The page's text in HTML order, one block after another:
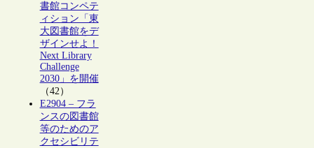
書館コンペテ
ィション「東
大図書館をデ
ザインせよ！
Next Library
Challenge
2030」を開催
（42）
E2904 – フラ
ンスの図書館
等のためのア
クセシビリテ